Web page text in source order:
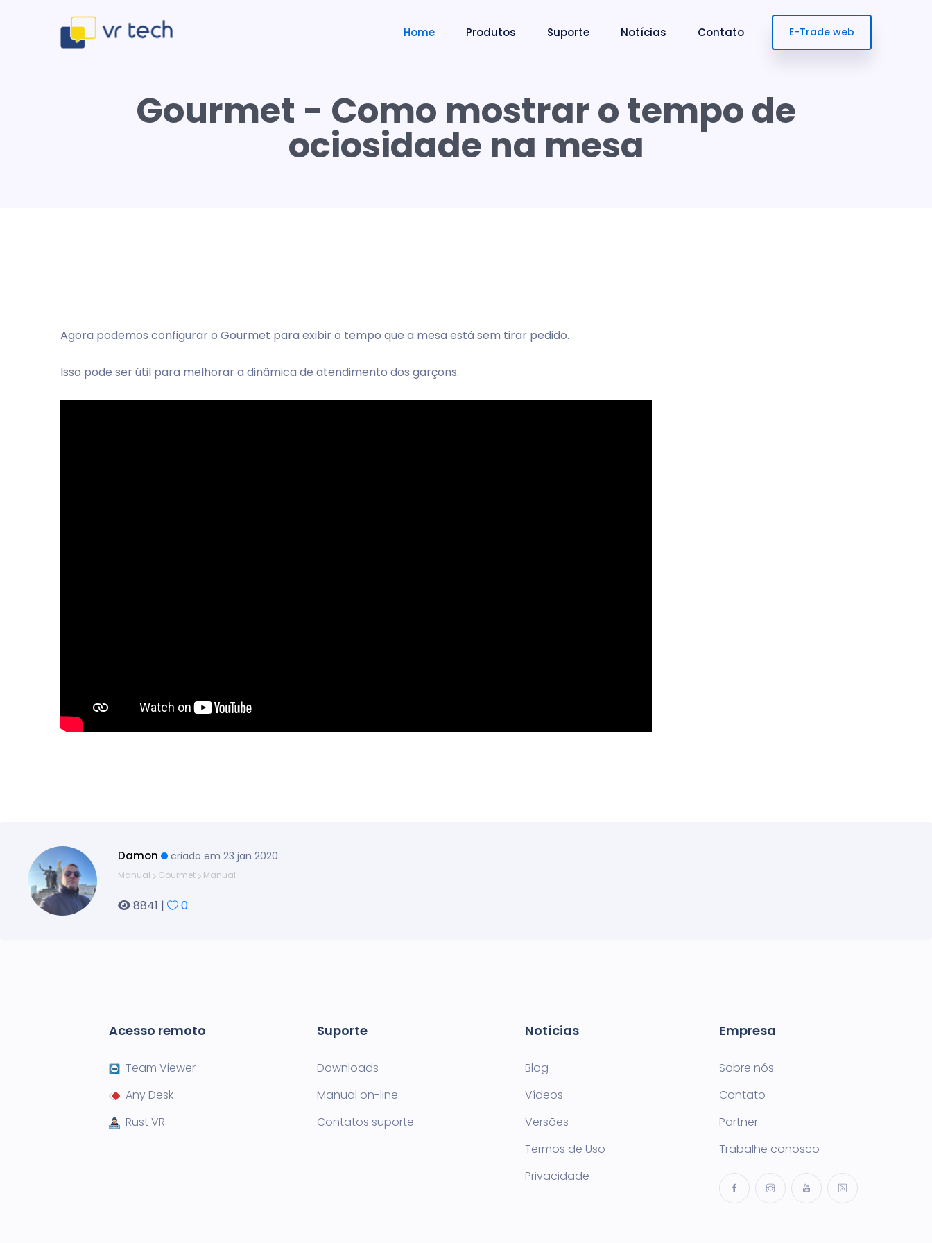
Home Produtos Suporte Notícias Contato E-Trade web
Gourmet - Como mostrar o tempo de
ociosidade na mesa
Agora podemos configurar o Gourmet para exibir o tempo que a mesa está sem tirar pedido.
Isso pode ser útil para melhorar a dinâmica de atendimento dos garçons.
Damon criado em 23 jan 2020
Manual Gourmet Manual
8841 | 0
Acesso remoto
Team Viewer
Any Desk
Rust VR
Suporte
Downloads
Manual on-line
Contatos suporte
Notícias
Blog
Vídeos
Versões
Termos de Uso
Privacidade
Empresa
Sobre nós
Contato
Partner
Trabalhe conosco